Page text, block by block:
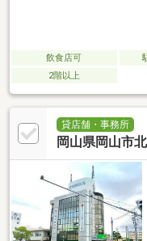
飲食店可
2階以上
貸店舗・事務所
岡山県岡山市